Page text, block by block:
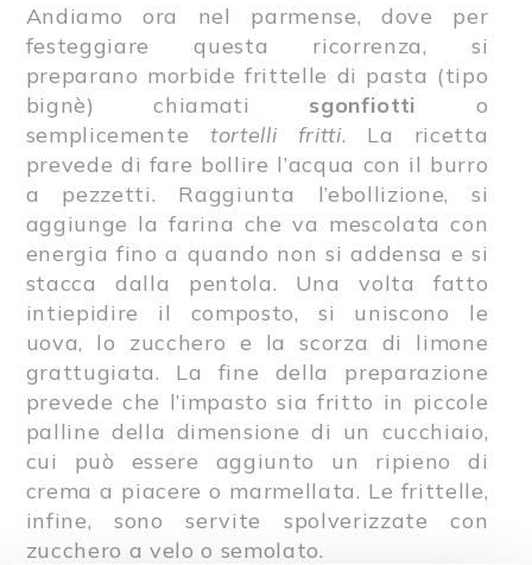
Andiamo ora nel parmense, dove per
festeggiare questa ricorrenza, si
preparano morbide frittelle di pasta (tipo
bignè) chiamati sgonfiotti o
semplicemente tortelli fritti. La ricetta
prevede di fare bollire l’acqua con il burro
a pezzetti. Raggiunta l’ebollizione, si
aggiunge la farina che va mescolata con
energia fino a quando non si addensa e si
stacca dalla pentola. Una volta fatto
intiepidire il composto, si uniscono le
uova, lo zucchero e la scorza di limone
grattugiata. La fine della preparazione
prevede che l’impasto sia fritto in piccole
palline della dimensione di un cucchiaio,
cui può essere aggiunto un ripieno di
crema a piacere o marmellata. Le frittelle,
infine, sono servite spolverizzate con
zucchero a velo o semolato.